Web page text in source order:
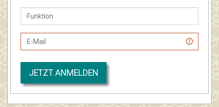
JETZT ANMELDEN